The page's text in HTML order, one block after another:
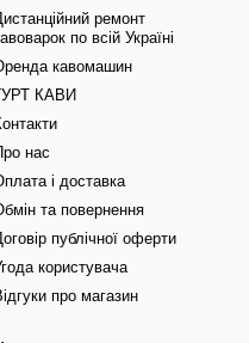
ремонт
по всій Україні
кавомашин
КАВИ
нас
і доставка
та повернення
публічної оферти
користувача
про магазин